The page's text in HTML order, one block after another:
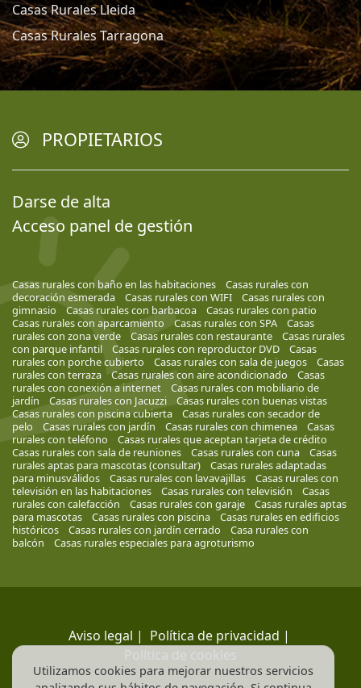
Casas Rurales Lleida
Casas Rurales Tarragona
PROPIETARIOS
Darse de alta
Acceso panel de gestión
Casas rurales con baño en las habitaciones
Casas rurales con
decoración esmerada
Casas rurales con WIFI
Casas rurales con
gimnasio
Casas rurales con barbacoa
Casas rurales con patio
Casas rurales con aparcamiento
Casas rurales con SPA
Casas
rurales con zona verde
Casas rurales con restaurante
Casas rurales
con parque infantil
Casas rurales con reproductor DVD
Casas
rurales con porche cubierto
Casas rurales con sala de juegos
Casas
rurales con terraza
Casas rurales con aire acondicionado
Casas
rurales con conexión a internet
Casas rurales con mobiliario de
jardín
Casas rurales con Jacuzzi
Casas rurales con buenas vistas
Casas rurales con piscina cubierta
Casas rurales con secador de
pelo
Casas rurales con jardín Casas rurales con chimenea
Casas
rurales con teléfono
Casas rurales que aceptan tarjeta de crédito
Casas rurales con sala de reuniones
Casas rurales con cuna
Casas
rurales aptas para mascotas (consultar)
Casas rurales adaptadas
para minusválidos
Casas rurales con lavavajillas
Casas rurales con
televisión en las habitaciones
Casas rurales con televisión
Casas
rurales con calefacción
Casas rurales con garaje
Casas rurales aptas
para mascotas
Casas rurales con piscina
Casas rurales en edificios
históricos
Casas rurales con jardín cerrado
Casa rurales con
balcón
Casas rurales especiales para agroturismo
Aviso legal | Política de privacidad |
Política de cookies
Utilizamos cookies para mejorar nuestros servicios